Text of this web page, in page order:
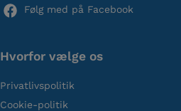
Følg med på Facebook
Hvorfor vælge os
Privatlivspolitik
Cookie-politik